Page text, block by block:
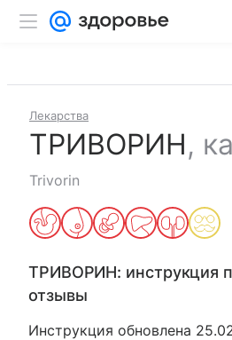
Лекарства
ТРИВОРИН,
Trivorin
ТРИВОРИН: инструкция
отзывы
Инструкция обновлена